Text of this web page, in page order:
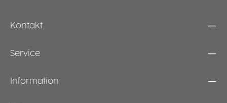
Kontakt
Service
Information